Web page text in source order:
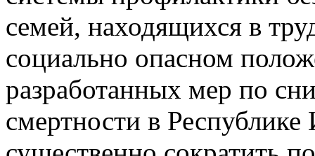
семей, находящихся в
социально опасном
разработанных мер по
смертности в